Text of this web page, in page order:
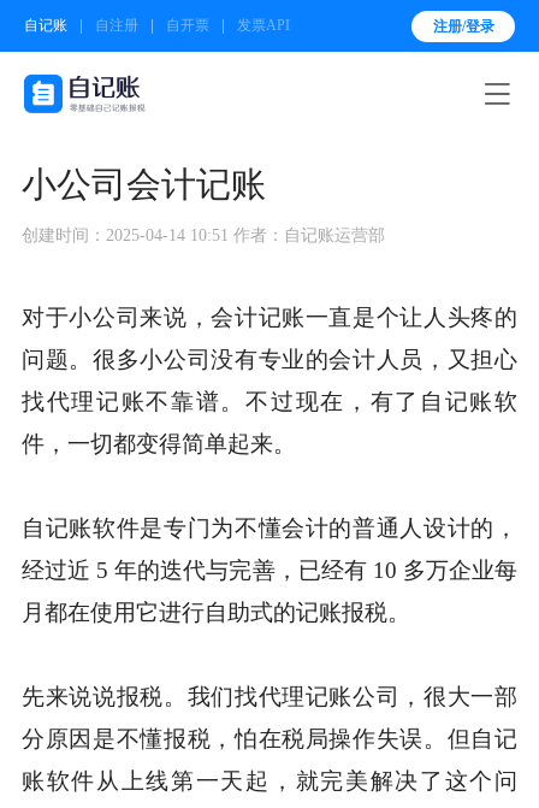
自记账 自注册 自开票 发票API 注册/登录

小公司会计记账
创建时间：2025-04-14 10:51 作者：自记账运营部
对于小公司来说，会计记账一直是个让人头疼的
问题。很多小公司没有专业的会计人员，又担心
找代理记账不靠谱。不过现在，有了自记账软
件，一切都变得简单起来。
自记账软件是专门为不懂会计的普通人设计的，
经过近 5 年的迭代与完善，已经有 10 多万企业每
月都在使用它进行自助式的记账报税。
先来说说报税。我们找代理记账公司，很大一部
分原因是不懂报税，怕在税局操作失误。但自记
账软件从上线第一天起，就完美解决了这个问